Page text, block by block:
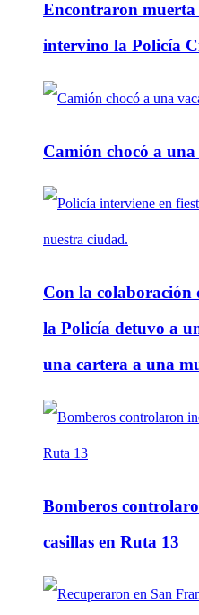
Encontraron muerta
intervino la Policía
Camión chocó a
Con la colaboración
la Policía detuvo a
una cartera a una
Bomberos
casillas en Ruta 13